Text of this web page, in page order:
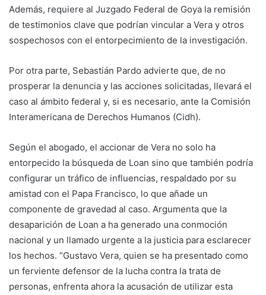
Además, requiere al Juzgado Federal de Goya la remisión
de testimonios clave que podrían vincular a Vera y otros
sospechosos con el entorpecimiento de la investigación.
Por otra parte, Sebastián Pardo advierte que, de no
prosperar la denuncia y las acciones solicitadas, llevará el
caso al ámbito federal y, si es necesario, ante la Comisión
Interamericana de Derechos Humanos (Cidh).
Según el abogado, el accionar de Vera no solo ha
entorpecido la búsqueda de Loan sino que también podría
configurar un tráfico de influencias, respaldado por su
amistad con el Papa Francisco, lo que añade un
componente de gravedad al caso. Argumenta que la
desaparición de Loan a ha generado una conmoción
nacional y un llamado urgente a la justicia para esclarecer
los hechos. “Gustavo Vera, quien se ha presentado como
un ferviente defensor de la lucha contra la trata de
personas, enfrenta ahora la acusación de utilizar esta